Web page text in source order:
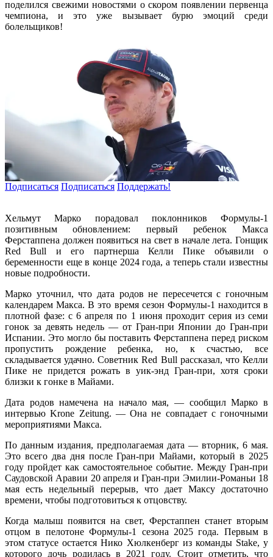
поделился свежими новостями о скором появлении первенца
чемпиона, и это уже вызывает бурю эмоций среди
болельщиков!
Подписаться Подписаться Поддержать!
Хельмут Марко порадовал поклонников Формулы-1
позитивным обновлением: первый ребенок Макса
Ферстаппена должен появиться на свет в начале лета. Гонщик
Red Bull и его партнерша Келли Пике объявили о
беременности еще в конце 2024 года, а теперь стали известны
новые подробности.
Марко уточнил, что дата родов не пересечется с гоночным
календарем Макса. В это время сезон Формулы-1 находится в
плотной фазе: с 6 апреля по 1 июня проходит серия из семи
гонок за девять недель — от Гран-при Японии до Гран-при
Испании. Это могло бы поставить Ферстаппена перед риском
пропустить рождение ребенка, но, к счастью, все
складывается удачно. Советник Red Bull рассказал, что Келли
Пике не придется рожать в уик-энд Гран-при, хотя сроки
близки к гонке в Майами.
Дата родов намечена на начало мая, — сообщил Марко в
интервью Krone Zeitung. — Она не совпадает с гоночными
мероприятиями Макса.
По данным издания, предполагаемая дата — вторник, 6 мая.
Это всего два дня после Гран-при Майами, который в 2025
году пройдет как самостоятельное событие. Между Гран-при
Саудовской Аравии 20 апреля и Гран-при Эмилии-Романьи 18
мая есть недельный перерыв, что дает Максу достаточно
времени, чтобы подготовиться к отцовству.
Когда малыш появится на свет, Ферстаппен станет вторым
отцом в пелотоне Формулы-1 сезона 2025 года. Первым в
этом статусе остается Нико Хюлкенберг из команды Stake, у
которого дочь родилась в 2021 году. Стоит отметить, что